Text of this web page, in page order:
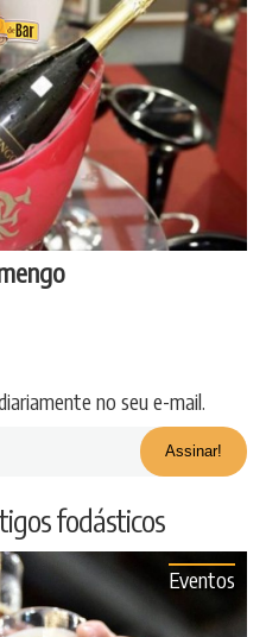
no seu e-mail.
fodásticos
Eventos